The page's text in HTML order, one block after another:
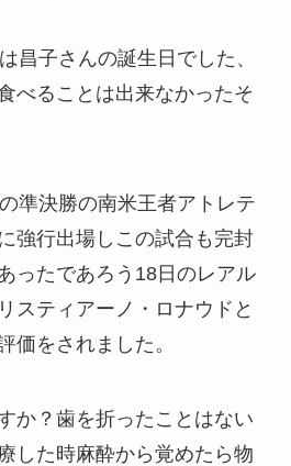
昌子さんの誕生日でした、
べることは出来なかったそ
準決勝の南米王者アトレテ
強行出場しこの試合も完封
ったであろう18日のレアル
スティアーノ・ロナウドと
価をされました。
か？歯を折ったことはない
した時麻酔から覚めたら物